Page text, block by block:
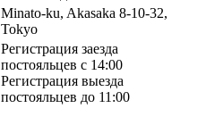
Minato-ku, Akasaka 8-10-32,
Tokyo
Регистрация заезда
постояльцев с 14:00
Регистрация выезда
постояльцев до 11:00